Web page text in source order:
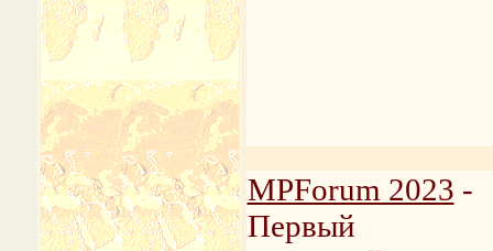
MPForum 2023 -
Первый